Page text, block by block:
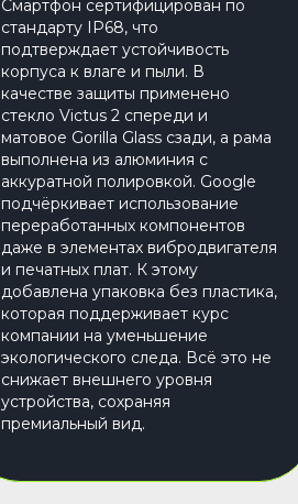
Смартфон сертифицирован по
стандарту IP68, что
подтверждает устойчивость
корпуса к влаге и пыли. В
качестве защиты применено
стекло Victus 2 спереди и
матовое Gorilla Glass сзади, а рама
выполнена из алюминия с
аккуратной полировкой. Google
подчёркивает использование
переработанных компонентов
даже в элементах вибродвигателя
и печатных плат. К этому
добавлена упаковка без пластика,
которая поддерживает курс
компании на уменьшение
экологического следа. Всё это не
снижает внешнего уровня
устройства, сохраняя
премиальный вид.